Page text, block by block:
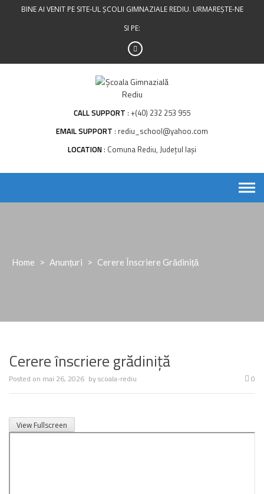
BINE AI VENIT PE SITE-UL ȘCOLII GIMNAZIALE REDIU. URMAREȘTE-NE
SI PE:
CALL SUPPORT +(40) 232 253 955
EMAIL SUPPORT rediu_school@yahoo.com
LOCATION Comuna Rediu, Județul Iași
Home > Anunțuri > Cerere Înscriere Grădiniță
Cerere înscriere grădiniță
Posted on mai 26, 2026 byscoala-rediu 0
View Fullscreen